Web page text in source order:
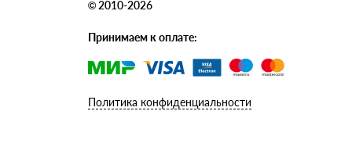
© 2010-2026
Принимаем к оплате:
Политика конфиденциальности